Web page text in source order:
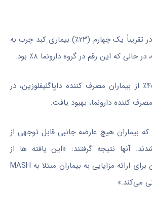
محققان می‌گویند که در تقریباً یک چهارم (۲۳٪) بیماری کبد چرب به
که این رقم در گروه دارونما ۸٪ بود.
اسکار کبدی نیز در ۴۵٪ از بیماران مصرف کننده داپاگلیفلوزین، در
بیماران هیچ عارضه جانبی قابل توجهی از
آنها نتیجه گرفتند: «این یافته ها از
پتانسیل داپاگلیفلوزین برای ارائه مزایایی به بیماران مبتلا به MASH
می‌کند.»